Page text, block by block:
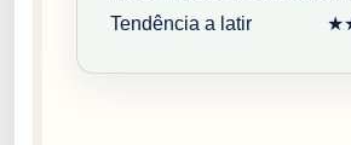
Tendência a latir